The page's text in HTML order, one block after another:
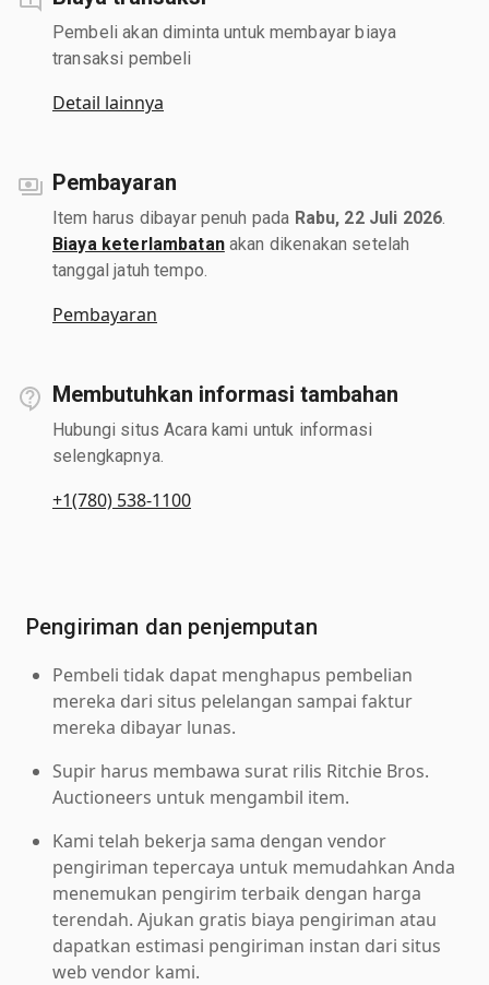
Pembeli akan diminta untuk membayar biaya
transaksi pembeli
Detail lainnya
Pembayaran
Item harus dibayar penuh pada Rabu, 22 Juli 2026
Biaya keterlambatanakan dikenakan setelah
tanggal jatuh tempo.
Pembayaran
Membutuhkan informasi tambahan
Hubungi situs Acara kami untuk informasi
selengkapnya.
+1(780) 538-1100
Pengiriman dan penjemputan
Pembeli tidak dapat menghapus pembelian
mereka dari situs pelelangan sampai faktur
mereka dibayar lunas.
Supir harus membawa surat rilis Ritchie Bros.
Auctioneers untuk mengambil item.
Kami telah bekerja sama dengan vendor
pengiriman tepercaya untuk memudahkan Anda
menemukan pengirim terbaik dengan harga
terendah. Ajukan gratis biaya pengiriman atau
dapatkan estimasi pengiriman instan dari situs
web vendor kami.